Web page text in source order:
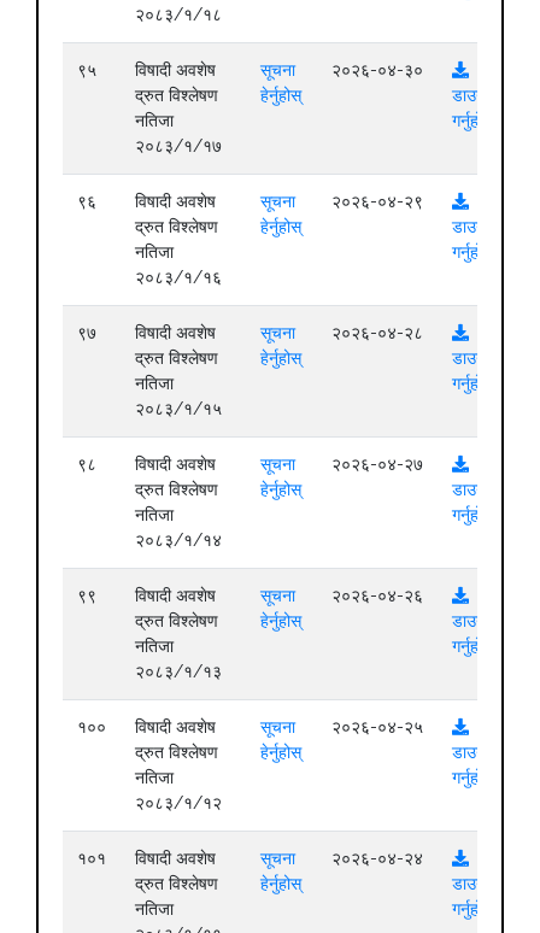
२०८३/१/१८
९५
विषादी अवशेष
द्रुत विश्लेषण
नतिजा
२०८३/१/१७
सूचना
हेर्नुहोस्
२०२६-०४-३०
डाउनलोड
गर्नुहोस्
९६
विषादी अवशेष
द्रुत विश्लेषण
नतिजा
२०८३/१/१६
सूचना
हेर्नुहोस्
२०२६-०४-२९
डाउनलोड
गर्नुहोस्
९७
विषादी अवशेष
द्रुत विश्लेषण
नतिजा
२०८३/१/१५
सूचना
हेर्नुहोस्
२०२६-०४-२८
डाउनलोड
गर्नुहोस्
९८
विषादी अवशेष
द्रुत विश्लेषण
नतिजा
२०८३/१/१४
सूचना
हेर्नुहोस्
२०२६-०४-२७
डाउनलोड
गर्नुहोस्
९९
विषादी अवशेष
द्रुत विश्लेषण
नतिजा
२०८३/१/१३
सूचना
हेर्नुहोस्
२०२६-०४-२६
डाउनलोड
गर्नुहोस्
१००
विषादी अवशेष
द्रुत विश्लेषण
नतिजा
२०८३/१/१२
सूचना
हेर्नुहोस्
२०२६-०४-२५
डाउनलोड
गर्नुहोस्
१०१
विषादी अवशेष
द्रुत विश्लेषण
नतिजा
सूचना
हेर्नुहोस्
२०२६-०४-२४
डाउनलोड
गर्नुहोस्